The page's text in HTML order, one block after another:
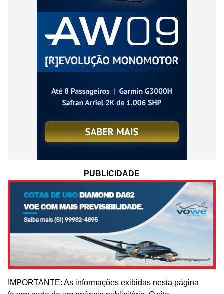
PUBLICIDADE
IMPORTANTE: As informações exibidas nesta página